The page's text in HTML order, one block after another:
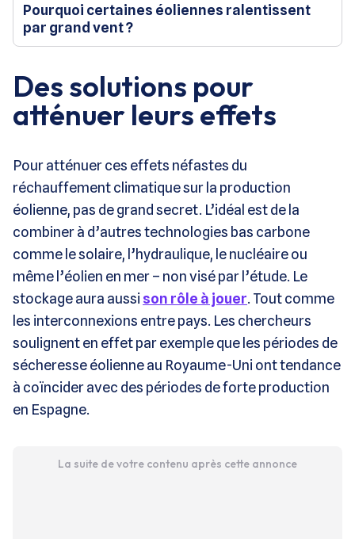
Pourquoi certaines éoliennes ralentissent
par grand vent ?
Des solutions pour
atténuer leurs effets
Pour atténuer ces effets néfastes du
réchauffement climatique sur la production
éolienne, pas de grand secret. L’idéal est de la
combiner à d’autres technologies bas carbone
comme le solaire, l’hydraulique, le nucléaire ou
même l’éolien en mer – non visé par l’étude. Le
stockage aura aussi son rôle à jouer. Tout comme
les interconnexions entre pays. Les chercheurs
soulignent en effet par exemple que les périodes de
sécheresse éolienne au Royaume-Uni ont tendance
à coïncider avec des périodes de forte production
en Espagne.
La suite de votre contenu après cette annonce